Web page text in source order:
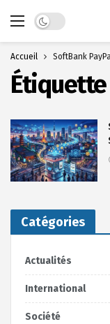
Dark mode
Accueil SoftBank
Étiquette
Catégories
Actualités
International
Société